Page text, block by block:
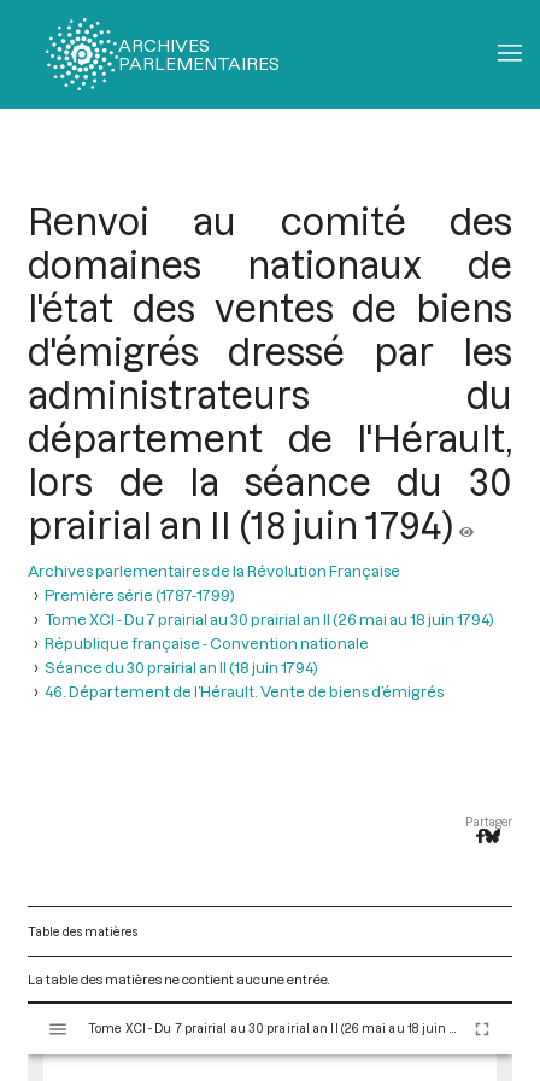
ARCHIVES
PARLEMENTAIRES
Renvoi au comité des
domaines nationaux de
l'état des ventes de biens
d'émigrés dressé par les
administrateurs du
département de l'Hérault,
lors de la séance du 30
prairial an II (18 juin 1794)
Archives parlementaires de la Révolution Française
Première série (1787-1799)
Tome XCI - Du 7 prairial au 30 prairial an II (26 mai au 18 juin 1794)
République française - Convention nationale
Séance du 30 prairial an II (18 juin 1794)
46. Département de l’Hérault. Vente de biens d’émigrés
Partager
Table des matières
La table des matières ne contient aucune entrée.
s